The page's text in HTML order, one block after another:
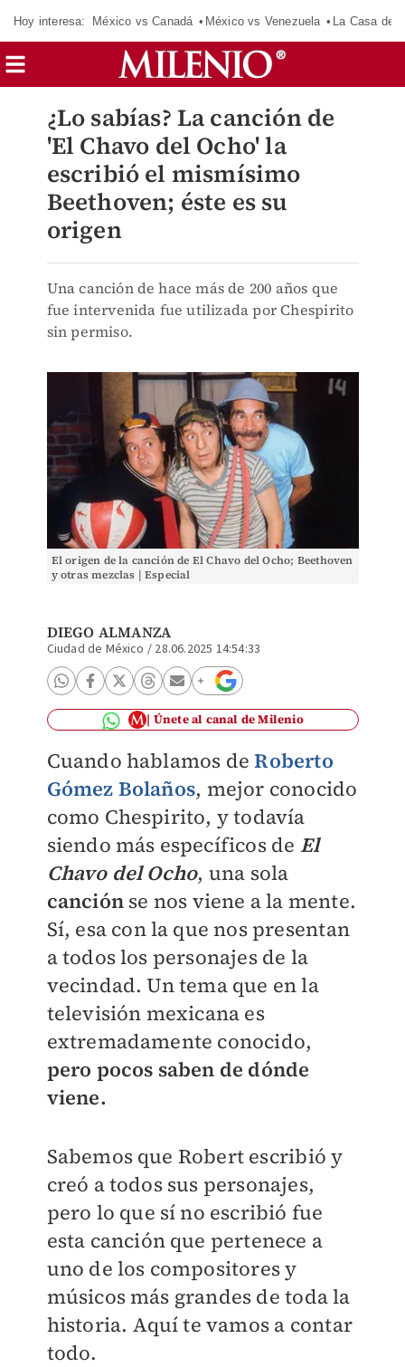
Hoy interesa: México vs Canadá México vs Venezuela La Casa de
¿Lo sabías? La canción de
'El Chavo del Ocho' la
escribió el mismísimo
Beethoven; éste es su
origen
Una canción de hace más de 200 años que
fue intervenida fue utilizada por Chespirito
sin permiso.
El origen de la canción de El Chavo del Ocho; Beethoven
y otras mezclas | Especial
DIEGO ALMANZA
Ciudad de México / 28.06.2025 14:54:33
Únete al canal de Milenio
Cuando hablamos deRoberto
Gómez Bolaños, mejor conocido
como Chespirito, y todavía
siendo más específicos de El
Chavo del Ocho, una sola
canción se nos viene a la mente.
Sí, esa con la que nos presentan
a todos los personajes de la
vecindad. Un tema que en la
televisión mexicana es
extremadamente conocido,
pero pocos saben de dónde
viene.
Sabemos que Robert escribió y
creó a todos sus personajes,
pero lo que sí no escribió fue
esta canción que pertenece a
uno de los compositores y
músicos más grandes de toda la
historia. Aquí te vamos a contar
todo.